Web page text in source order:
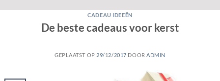
CADEAU IDEEËN
De beste cadeaus voor kerst
GEPLAATST OP 29/12/2017 DOOR ADMIN